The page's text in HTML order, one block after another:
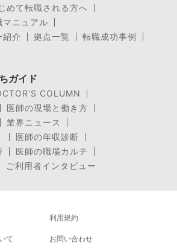
めて転職される方へ
マニュアル
紹介
拠点一覧
転職成功事例
ガイド
COLUMN
医師の現場と働き方
業界ニュース
医師の年収診断
医師の職場カルテ
ご利用者インタビュー
利用規約
て お問い合わせ